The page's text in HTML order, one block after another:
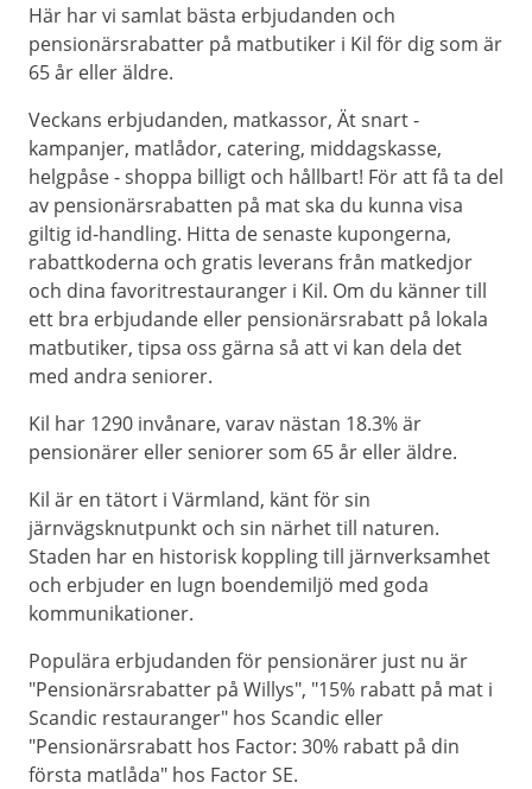
Här har vi samlat bästa erbjudanden och
pensionärsrabatter på matbutiker i Kil för dig som är
65 år eller äldre.
Veckans erbjudanden, matkassor, Ät snart -
kampanjer, matlådor, catering, middagskasse,
helgpåse - shoppa billigt och hållbart! För att få ta del
av pensionärsrabatten på mat ska du kunna visa
giltig id-handling. Hitta de senaste kupongerna,
rabattkoderna och gratis leverans från matkedjor
och dina favoritrestauranger i Kil. Om du känner till
ett bra erbjudande eller pensionärsrabatt på lokala
matbutiker, tipsa oss gärna så att vi kan dela det
med andra seniorer.
Kil har 1290 invånare, varav nästan 18.3% är
pensionärer eller seniorer som 65 år eller äldre.
Kil är en tätort i Värmland, känt för sin
järnvägsknutpunkt och sin närhet till naturen.
Staden har en historisk koppling till järnverksamhet
och erbjuder en lugn boendemiljö med goda
kommunikationer.
Populära erbjudanden för pensionärer just nu är
"Pensionärsrabatter på Willys", "15% rabatt på mat i
Scandic restauranger" hos Scandic eller
"Pensionärsrabatt hos Factor: 30% rabatt på din
första matlåda" hos Factor SE.